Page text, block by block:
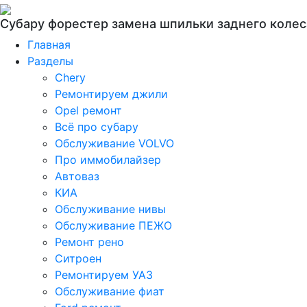
Субару форестер замена шпильки заднего
Главная
Разделы
Chery
Ремонтируем джили
Opel ремонт
Всё про субару
Обслуживание VOLVO
Про иммобилайзер
Автоваз
КИА
Обслуживание нивы
Обслуживание ПЕЖО
Ремонт рено
Ситроен
Ремонтируем УАЗ
Обслуживание фиат